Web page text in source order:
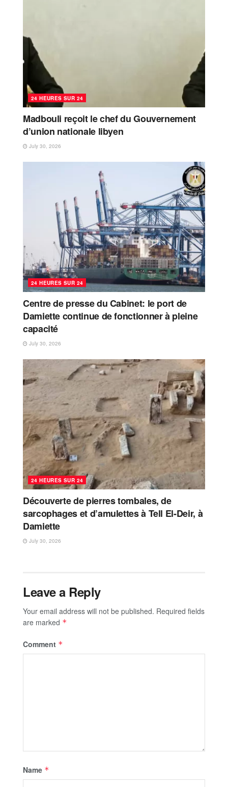
24 HEURES SUR 24
Madbouli reçoit le chef du Gouvernement
d’union nationale libyen
July 30, 2026
24 HEURES SUR 24
Centre de presse du Cabinet: le port de
Damiette continue de fonctionner à pleine
capacité
July 30, 2026
24 HEURES SUR 24
Découverte de pierres tombales, de
sarcophages et d’amulettes à Tell El-Deir, à
Damiette
July 30, 2026
Leave a Reply
Your email address will not be published. Required fields
are marked *
Comment *
Name *